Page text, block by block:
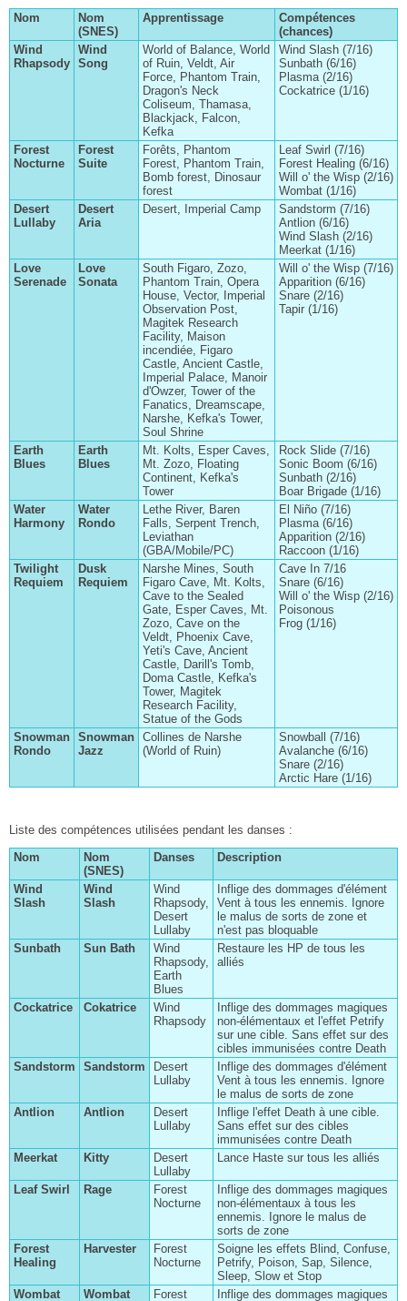
Nom
Nom
(SNES)
Apprentissage
Compétences
(chances)
Wind
Rhapsody
Wind
Song
World of Balance, World
of Ruin, Veldt, Air
Force, Phantom Train,
Dragon's Neck
Coliseum, Thamasa,
Blackjack, Falcon,
Kefka
Wind Slash (7/16)
Sunbath (6/16)
Plasma (2/16)
Cockatrice (1/16)
Forest
Nocturne
Forest
Suite
Forêts, Phantom
Forest, Phantom Train,
Bomb forest, Dinosaur
forest
Leaf Swirl (7/16)
Forest Healing (6/16)
Will o' the Wisp (2/16)
Wombat (1/16)
Desert
Lullaby
Desert
Aria
Desert, Imperial Camp
Sandstorm (7/16)
Antlion (6/16)
Wind Slash (2/16)
Meerkat (1/16)
Love
Serenade
Love
Sonata
South Figaro, Zozo,
Phantom Train, Opera
House, Vector, Imperial
Observation Post,
Magitek Research
Facility, Maison
incendiée, Figaro
Castle, Ancient Castle,
Imperial Palace, Manoir
d'Owzer, Tower of the
Fanatics, Dreamscape,
Narshe, Kefka's Tower,
Soul Shrine
Will o' the Wisp (7/16)
Apparition (6/16)
Snare (2/16)
Tapir (1/16)
Earth
Blues
Earth
Blues
Mt. Kolts, Esper Caves,
Mt. Zozo, Floating
Continent, Kefka's
Tower
Rock Slide (7/16)
Sonic Boom (6/16)
Sunbath (2/16)
Boar Brigade (1/16)
Water
Harmony
Water
Rondo
Lethe River, Baren
Falls, Serpent Trench,
Leviathan
(GBA/Mobile/PC)
El Niño (7/16)
Plasma (6/16)
Apparition (2/16)
Raccoon (1/16)
Twilight
Requiem
Dusk
Requiem
Narshe Mines, South
Figaro Cave, Mt. Kolts,
Cave to the Sealed
Gate, Esper Caves, Mt.
Zozo, Cave on the
Veldt, Phoenix Cave,
Yeti's Cave, Ancient
Castle, Darill's Tomb,
Doma Castle, Kefka's
Tower, Magitek
Research Facility,
Statue of the Gods
Cave In 7/16
Snare (6/16)
Will o' the Wisp (2/16)
Poisonous
Frog (1/16)
Snowman
Rondo
Snowman
Jazz
Collines de Narshe
(World of Ruin)
Snowball (7/16)
Avalanche (6/16)
Snare (2/16)
Arctic Hare (1/16)
Liste des compétences utilisées pendant les danses :
Nom
Nom
(SNES)
Danses Description
Wind
Slash
Wind
Slash
Wind
Rhapsody,
Desert
Lullaby
Inflige des dommages d'élément
Vent à tous les ennemis. Ignore
le malus de sorts de zone et
n'est pas bloquable
Sunbath
Sun Bath
Wind
Rhapsody,
Earth
Blues
Restaure les HP de tous les
alliés
Cockatrice Cokatrice
Wind
Rhapsody
Inflige des dommages magiques
non-élémentaux et l'effet Petrify
sur une cible. Sans effet sur des
cibles immunisées contre Death
Sandstorm
Sandstorm
Desert
Lullaby
Inflige des dommages d'élément
Vent à tous les ennemis. Ignore
le malus de sorts de zone
Antlion
Antlion
Desert
Lullaby
Inflige l'effet Death à une cible.
Sans effet sur des cibles
immunisées contre Death
Meerkat
Kitty
Desert
Lullaby
Lance Haste sur tous les alliés
Leaf Swirl Rage
Forest
Nocturne
Inflige des dommages magiques
non-élémentaux à tous les
ennemis. Ignore le malus de
sorts de zone
Forest
Healing
Harvester
Forest
Nocturne
Soigne les effets Blind, Confuse,
Petrify, Poison, Sap, Silence,
Sleep, Slow et Stop
Wombat
Wombat Forest Inflige des dommages magiques